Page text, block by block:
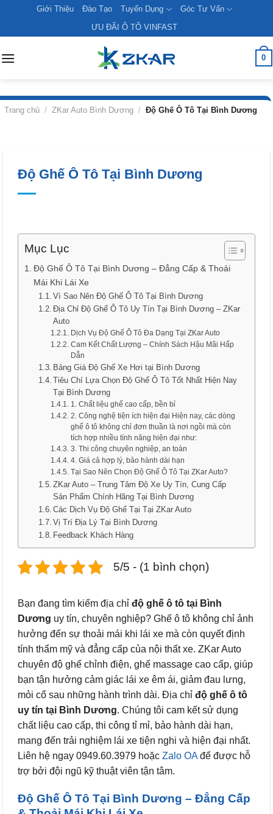
content
Giới Thiệu Đào Tạo Tuyển Dụng
Góc Tư Vấn
ƯU ĐÃI Ô TÔ VINFAST
0
Trang chủ / ZKar Auto Bình Dương / Độ Ghế Ô Tô Tại Bình Dương
Độ Ghế Ô Tô Tại Bình Dương
Mục Lục
Độ Ghế Ô Tô Tại Bình Dương – Đẳng Cấp & Thoải
Mái Khi Lái Xe
Vì Sao Nên Độ Ghế Ô Tô Tại Bình Dương
Địa Chỉ Độ Ghế Ô Tô Uy Tín Tại Bình Dương – ZKar
Auto
Dịch Vụ Độ Ghế Ô Tô Đa Dạng Tại ZKar Auto
Cam Kết Chất Lượng – Chính Sách Hậu Mãi Hấp
Dẫn
Bảng Giá Độ Ghế Xe Hơi tại Bình Dương
Tiêu Chí Lựa Chọn Độ Ghế Ô Tô Tốt Nhất Hiện Nay
Tại Bình Dương
1. Chất liệu ghế cao cấp, bền bỉ
2. Công nghệ tiện ích hiện đại Hiện nay, các dòng
ghế ô tô không chỉ đơn thuần là nơi ngồi mà còn
tích hợp nhiều tính năng hiện đại như:
3. Thi công chuyên nghiệp, an toàn
4. Giá cả hợp lý, bảo hành dài hạn
Tại Sao Nên Chọn Độ Ghế Ô Tô Tại ZKar Auto?
ZKar Auto – Trung Tâm Độ Xe Uy Tín, Cung Cấp
Sản Phẩm Chính Hãng Tại Bình Dương
Các Dịch Vụ Độ Ghế Tại Tại ZKar Auto
Vị Trí Địa Lý Tại Bình Dương
Feedback Khách Hàng
5/5 - (1 bình chọn)
Bạn đang tìm kiếm địa chỉ độ ghế ô tô tại Bình
Dương uy tín, chuyên nghiệp? Ghế ô tô không chỉ ảnh
hưởng đến sự thoải mái khi lái xe mà còn quyết định
tính thẩm mỹ và đẳng cấp của nội thất xe. ZKar Auto
chuyên độ ghế chỉnh điện, ghế massage cao cấp, giúp
bạn tận hưởng cảm giác lái xe êm ái, giảm đau lưng,
mỏi cổ sau những hành trình dài. Địa chỉ độ ghế ô tô
uy tín tại Bình Dương. Chúng tôi cam kết sử dụng
chất liệu cao cấp, thi công tỉ mỉ, bảo hành dài hạn,
mang đến trải nghiệm lái xe tiện nghi và hiện đại nhất.
Liên hệ ngay 0949.60.3979 hoặc Zalo OA để được hỗ
trợ bởi đội ngũ kỹ thuật viên tận tâm.
Độ Ghế Ô Tô Tại Bình Dương – Đẳng Cấp